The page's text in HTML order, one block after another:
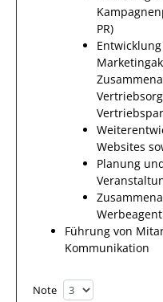
PR)
Websites
Planung
Führung von
Kommunikation
Note